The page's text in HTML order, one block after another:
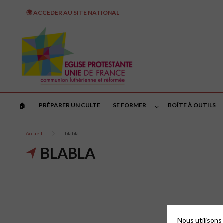
🌍 ACCEDER AU SITE NATIONAL
🏠︎ PRÉPARER UN CULTE SE FORMER BOÎTE À OUTILS
Accueil blabla
BLABLA
Nous